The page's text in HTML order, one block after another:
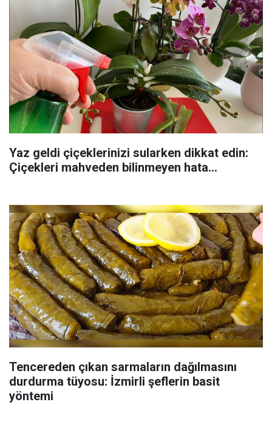
Yaz geldi çiçeklerinizi sularken dikkat edin:
Çiçekleri mahveden bilinmeyen hata...
Tencereden çıkan sarmaların dağılmasını
durdurma tüyosu: İzmirli şeflerin basit
yöntemi